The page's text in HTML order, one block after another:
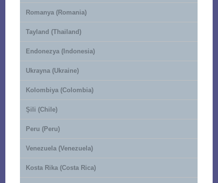
Romanya (Romania)
Tayland (Thailand)
Endonezya (Indonesia)
Ukrayna (Ukraine)
Kolombiya (Colombia)
Şili (Chile)
Peru (Peru)
Venezuela (Venezuela)
Kosta Rika (Costa Rica)